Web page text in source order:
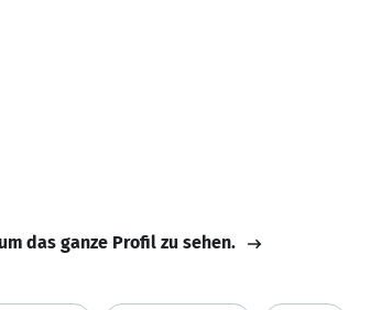
das ganze Profil zu sehen.